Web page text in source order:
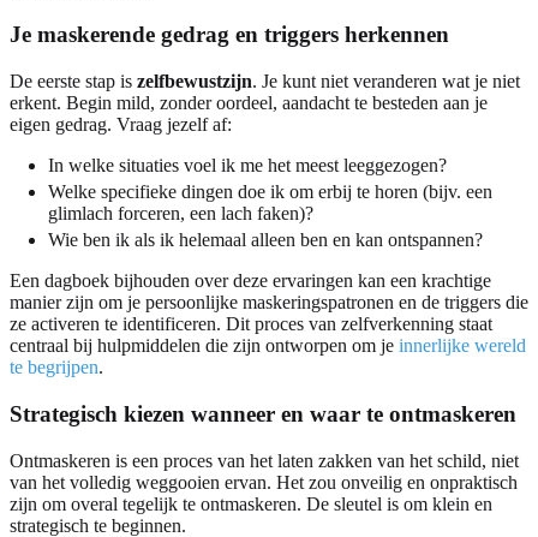
Je maskerende gedrag en triggers herkennen
De eerste stap is zelfbewustzijn. Je kunt niet veranderen wat je niet
erkent. Begin mild, zonder oordeel, aandacht te besteden aan je
eigen gedrag. Vraag jezelf af:
In welke situaties voel ik me het meest leeggezogen?
Welke specifieke dingen doe ik om erbij te horen (bijv. een
glimlach forceren, een lach faken)?
Wie ben ik als ik helemaal alleen ben en kan ontspannen?
Een dagboek bijhouden over deze ervaringen kan een krachtige
manier zijn om je persoonlijke maskeringspatronen en de triggers die
ze activeren te identificeren. Dit proces van zelfverkenning staat
centraal bij hulpmiddelen die zijn ontworpen om je innerlijke wereld
te begrijpen.
Strategisch kiezen wanneer en waar te ontmaskeren
Ontmaskeren is een proces van het laten zakken van het schild, niet
van het volledig weggooien ervan. Het zou onveilig en onpraktisch
zijn om overal tegelijk te ontmaskeren. De sleutel is om klein en
strategisch te beginnen.